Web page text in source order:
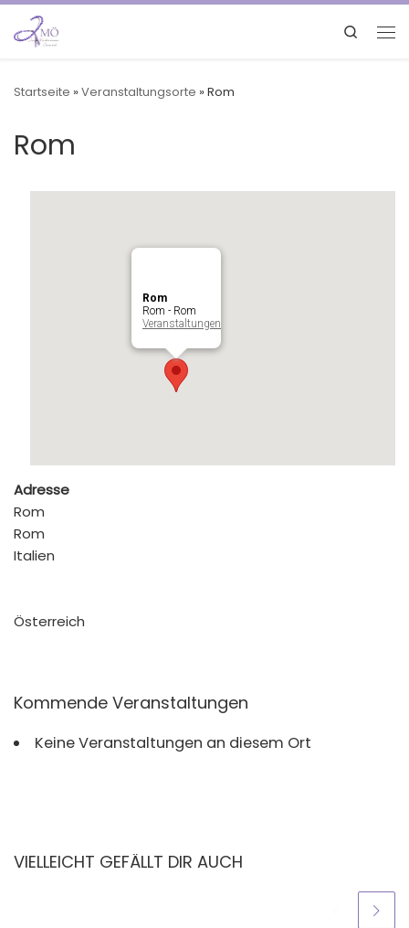
Search
Startseite »Veranstaltungsorte »Rom
Rom
Rom
Rom - Rom
Veranstaltungen
Adresse
Rom
Rom
Italien
Österreich
Kommende Veranstaltungen
Keine Veranstaltungen an diesem Ort
VIELLEICHT GEFÄLLT DIR AUCH